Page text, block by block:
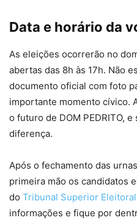
Data e horário da
As eleições ocorrerão no
abertas das 8h às 17h. Não
documento oficial com foto
importante momento cívico.
o futuro de DOM PEDRITO,
diferença.
Após o fechamento das
primeira mão os candidatos
do Tribunal Superior Eleitoral
informações e fique por